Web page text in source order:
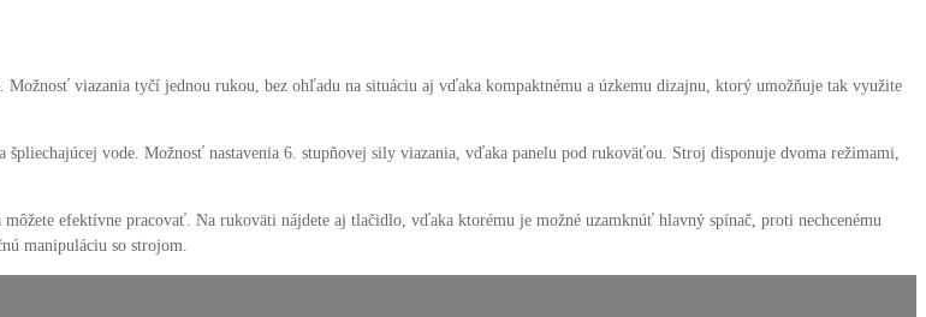
viazania tyčí jednou rukou, bez ohľadu na situáciu aj vďaka kompaktnému a úzkemu dizajnu, ktorý umožňuje tak využite
vode. Možnosť nastavenia 6. stupňovej sily viazania, vďaka panelu pod rukoväťou. Stroj disponuje dvoma režimami,
efektívne pracovať. Na rukoväti nájdete aj tlačidlo, vďaka ktorému je možné uzamknúť hlavný spínač, proti nechcenému
manipuláciu so strojom.